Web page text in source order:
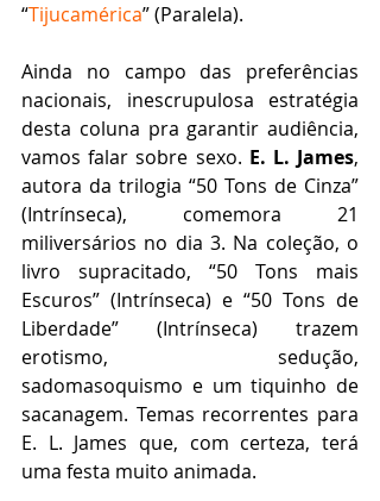
“Tijucamérica” (Paralela).
Ainda no campo das preferências
nacionais, inescrupulosa estratégia
desta coluna pra garantir audiência,
vamos falar sobre sexo. E. L. James,
autora da trilogia “50 Tons de Cinza”
(Intrínseca), comemora 21
miliversários no dia 3. Na coleção, o
livro supracitado, “50 Tons mais
Escuros” (Intrínseca) e “50 Tons de
Liberdade” (Intrínseca) trazem
erotismo, sedução,
sadomasoquismo e um tiquinho de
sacanagem. Temas recorrentes para
E. L. James que, com certeza, terá
uma festa muito animada.